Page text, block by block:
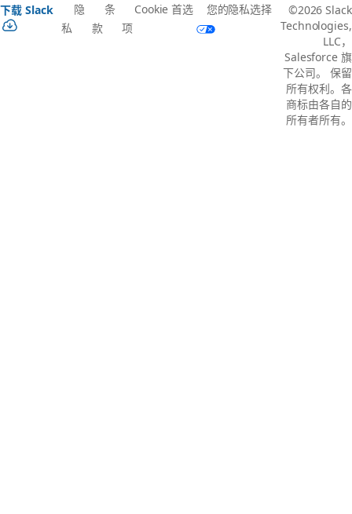
下载 Slack
隐
私
条
款
Cookie 首选
项
您的隐私选择
©2026 Slack
Technologies,
LLC，
Salesforce 旗
下公司。 保留
所有权利。各
商标由各自的
所有者所有。